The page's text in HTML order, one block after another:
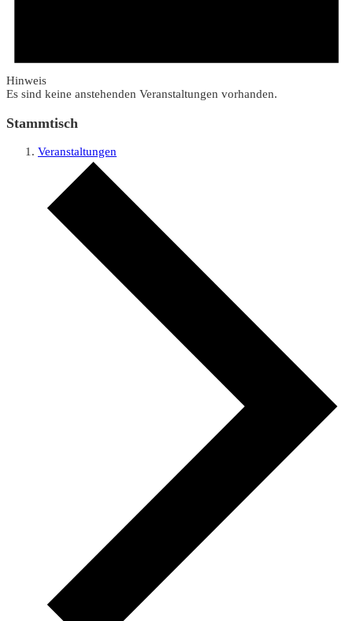
Hinweis
Es sind keine anstehenden Veranstaltungen vorhanden.
Stammtisch
Veranstaltungen